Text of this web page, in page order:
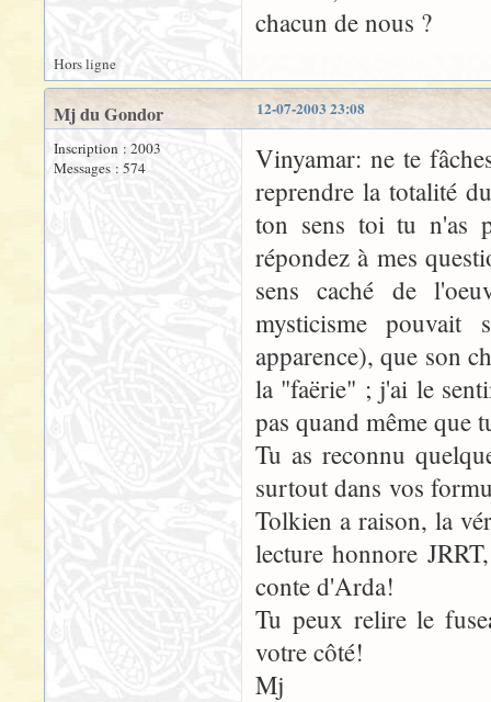
chacun de nous ?
Hors ligne
12-07-2003 23:08
Mj du Gondor
Inscription : 2003
Messages : 574
Vinyamar: ne te
reprendre la totalité
ton sens toi tu n'as
répondez à mes
sens caché de
mysticisme pouvait
apparence), que son
la "faërie" ; j'ai le
pas quand même que
Tu as reconnu
surtout dans vos
Tolkien a raison, la
lecture honnore
conte d'Arda!
Tu peux relire le
votre côté!
Mj